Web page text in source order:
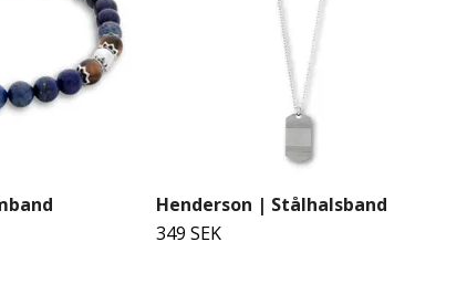
Henderson | Stålhalsband
349 SEK